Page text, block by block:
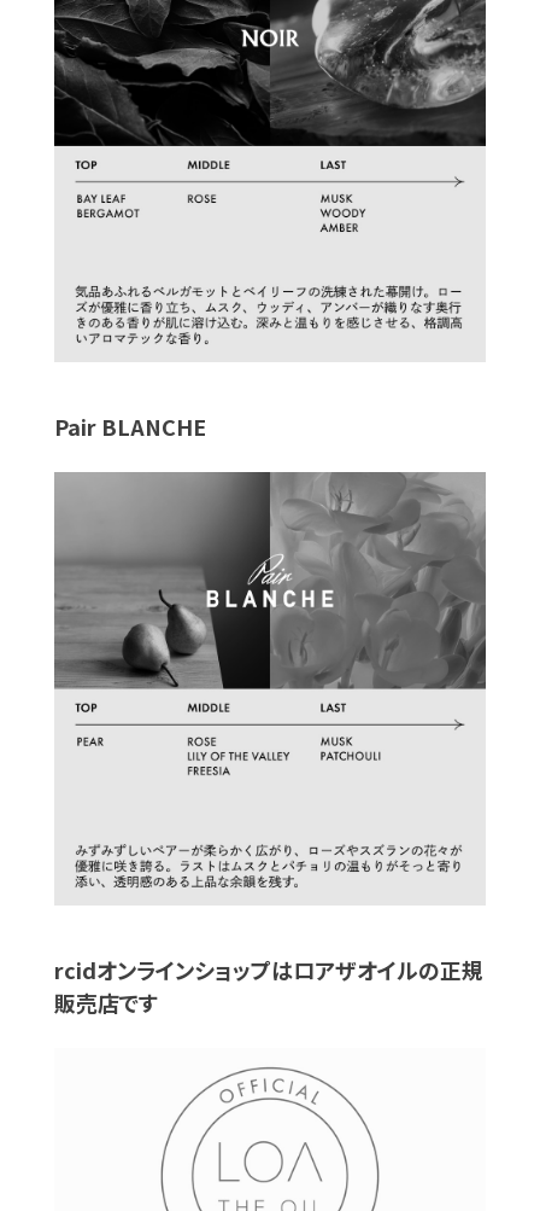
Pair BLANCHE
rcidオンラインショップはロアザオイルの正規
販売店です